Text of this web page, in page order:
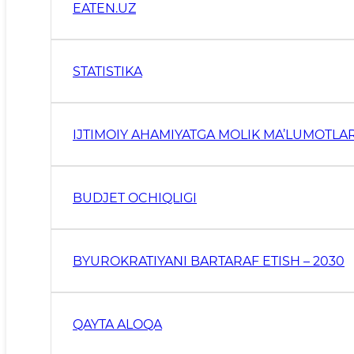
EATEN.UZ
STATISTIKA
IJTIMOIY AHAMIYATGA MOLIK
BUDJET OCHIQLIGI
BYUROKRATIYANI BARTARAF ETISH – 2030
QAYTA ALOQA